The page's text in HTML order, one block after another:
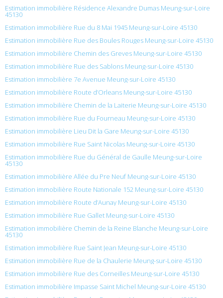
Estimation immobilière Résidence Alexandre Dumas Meung-sur-Loire
45130
Estimation immobilière Rue du 8 Mai 1945 Meung-sur-Loire 45130
Estimation immobilière Rue des Boules Rouges Meung-sur-Loire 45130
Estimation immobilière Chemin des Greves Meung-sur-Loire 45130
Estimation immobilière Rue des Sablons Meung-sur-Loire 45130
Estimation immobilière 7e Avenue Meung-sur-Loire 45130
Estimation immobilière Route d’Orleans Meung-sur-Loire 45130
Estimation immobilière Chemin de la Laiterie Meung-sur-Loire 45130
Estimation immobilière Rue du Fourneau Meung-sur-Loire 45130
Estimation immobilière Lieu Dit la Gare Meung-sur-Loire 45130
Estimation immobilière Rue Saint Nicolas Meung-sur-Loire 45130
Estimation immobilière Rue du Général de Gaulle Meung-sur-Loire
45130
Estimation immobilière Allée du Pre Neuf Meung-sur-Loire 45130
Estimation immobilière Route Nationale 152 Meung-sur-Loire 45130
Estimation immobilière Route d’Aunay Meung-sur-Loire 45130
Estimation immobilière Rue Gallet Meung-sur-Loire 45130
Estimation immobilière Chemin de la Reine Blanche Meung-sur-Loire
45130
Estimation immobilière Rue Saint Jean Meung-sur-Loire 45130
Estimation immobilière Rue de la Chaulerie Meung-sur-Loire 45130
Estimation immobilière Rue des Corneilles Meung-sur-Loire 45130
Estimation immobilière Impasse Saint Michel Meung-sur-Loire 45130